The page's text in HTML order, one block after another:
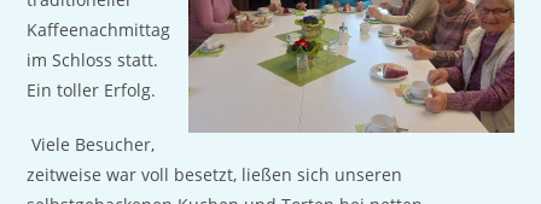
Kaffeenachmittag
im Schloss statt.
Ein toller Erfolg.
Viele Besucher,
zeitweise war voll besetzt, ließen sich unseren